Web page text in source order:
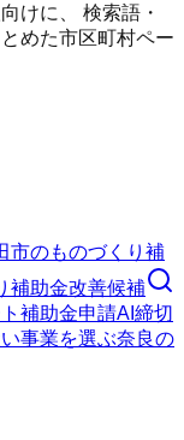
けに、 検索語・
めた市区町村ペー
市のものづくり補
補助金改善候補
補助金申請AI 締切
事業を選ぶ奈良の